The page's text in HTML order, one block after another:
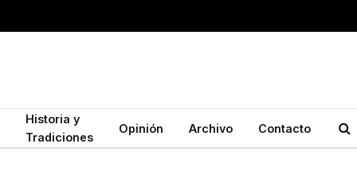
Historia y
Tradiciones
Opinión Archivo Contacto